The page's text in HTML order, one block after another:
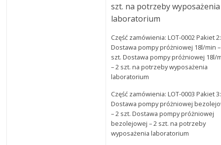
szt. na potrzeby wyposażenia
laboratorium
Część zamówienia: LOT-0002 Pakiet 2:
Dostawa pompy próżniowej 18l/min
szt. Dostawa pompy próżniowej 18l/
– 2 szt. na potrzeby wyposażenia
laboratorium
Część zamówienia: LOT-0003 Pakiet 3:
Dostawa pompy próżniowej
– 2 szt. Dostawa pompy próżniowej
bezolejowej – 2 szt. na potrzeby
wyposażenia laboratorium